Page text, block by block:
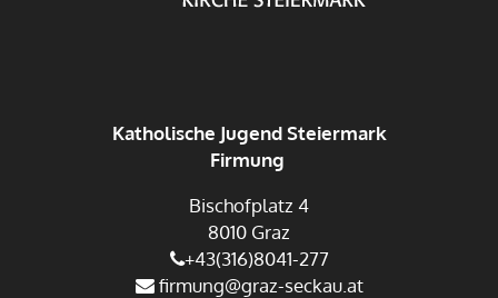
Katholische Jugend Steiermark
Firmung
Bischofplatz 4
8010 Graz
+43(316)8041-277
firmung@graz-seckau.at